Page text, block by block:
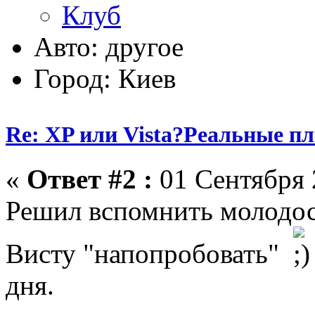
Авто: другое
Город: Киев
Re: XP или Vista?Реальные
« Ответ #2 : 01
Решил вспомнить
Висту "напопробовать"
дня.